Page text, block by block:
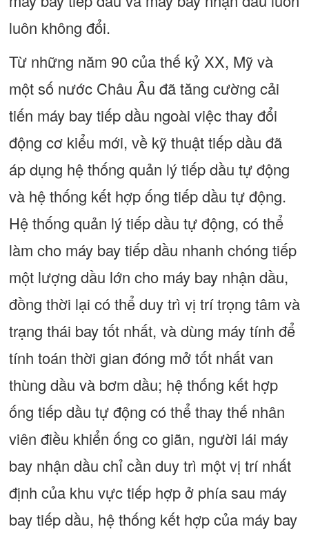
luôn không đổi.
Từ những năm 90 của thế kỷ XX, Mỹ và
một số nước Châu Âu đã tăng cường cải
tiến máy bay tiếp dầu ngoài việc thay đổi
động cơ kiểu mới, về kỹ thuật tiếp dầu đã
áp dụng hệ thống quản lý tiếp dầu tự động
và hệ thống kết hợp ống tiếp dầu tự động.
Hệ thống quản lý tiếp dầu tự động, có thể
làm cho máy bay tiếp dầu nhanh chóng tiếp
một lượng dầu lớn cho máy bay nhận dầu,
đồng thời lại có thể duy trì vị trí trọng tâm và
trạng thái bay tốt nhất, và dùng máy tính để
tính toán thời gian đóng mở tốt nhất van
thùng dầu và bơm dầu; hệ thống kết hợp
ống tiếp dầu tự động có thể thay thế nhân
viên điều khiển ống co giãn, người lái máy
bay nhận dầu chỉ cần duy trì một vị trí nhất
định của khu vực tiếp hợp ở phía sau máy
bay tiếp dầu, hệ thống kết hợp của máy bay